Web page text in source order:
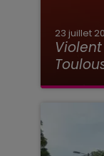
23 juillet